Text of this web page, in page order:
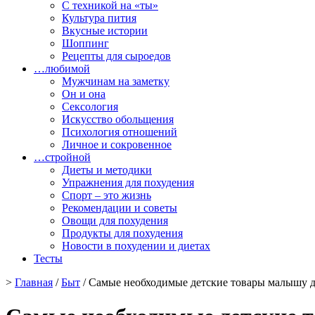
С техникой на «ты»
Культура пития
Вкусные истории
Шоппинг
Рецепты для сыроедов
…любимой
Мужчинам на заметку
Он и она
Сексология
Искусство обольщения
Психология отношений
Личное и сокровенное
…стройной
Диеты и методики
Упражнения для похудения
Спорт – это жизнь
Рекомендации и советы
Овощи для похудения
Продукты для похудения
Новости в похудении и диетах
Тесты
> Главная /Быт / Самые необходимые детские товары малышу